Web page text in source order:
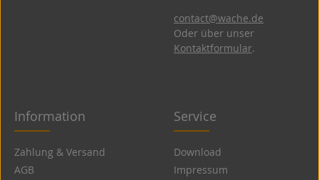
contact@wache.de
Oder über unser
Kontaktformular.
Information
Zahlung & Versand
AGB
Service
Download
Impressum